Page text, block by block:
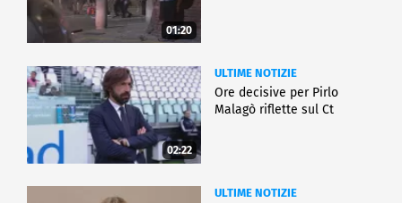
01:20
02:22
ULTIME NOTIZIE
Ore decisive per Pirlo
Malagò riflette sul Ct
ULTIME NOTIZIE